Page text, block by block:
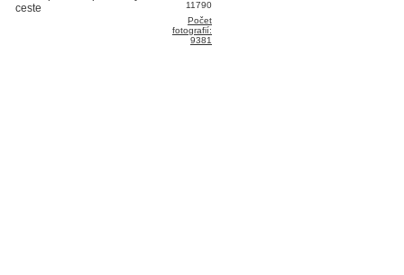
11790
Počet
fotografií:
9381